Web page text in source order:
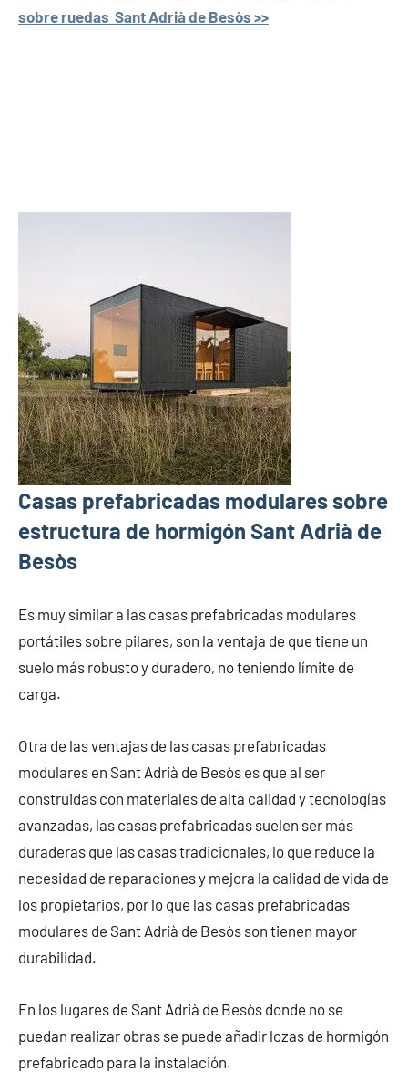
sobre ruedas Sant Adrià de Besòs >>
Casas prefabricadas modulares sobre
estructura de hormigón Sant Adrià de
Besòs
Es muy similar a las casas prefabricadas modulares
portátiles sobre pilares, son la ventaja de que tiene un
suelo más robusto y duradero, no teniendo límite de
carga.
Otra de las ventajas de las casas prefabricadas
modulares en Sant Adrià de Besòs es que al ser
construidas con materiales de alta calidad y tecnologías
avanzadas, las casas prefabricadas suelen ser más
duraderas que las casas tradicionales, lo que reduce la
necesidad de reparaciones y mejora la calidad de vida de
los propietarios, por lo que las casas prefabricadas
modulares de Sant Adrià de Besòs son tienen mayor
durabilidad.
En los lugares de Sant Adrià de Besòs donde no se
puedan realizar obras se puede añadir lozas de hormigón
prefabricado para la instalación.